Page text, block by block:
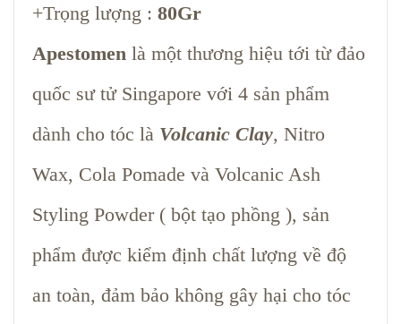
+Trọng lượng : 80Gr
Apestomen là một thương hiệu tới từ đảo
quốc sư tử Singapore với 4 sản phẩm
dành cho tóc là Volcanic Clay, Nitro
Wax, Cola Pomade và Volcanic Ash
Styling Powder ( bột tạo phồng ), sản
phẩm được kiểm định chất lượng về độ
an toàn, đảm bảo không gây hại cho tóc